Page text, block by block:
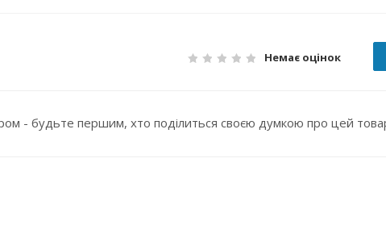
Немає оцінок
- будьте першим, хто поділиться своєю думкою про цей